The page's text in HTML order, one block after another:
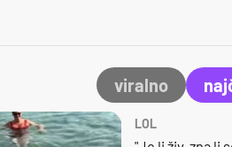
viralno
LOL